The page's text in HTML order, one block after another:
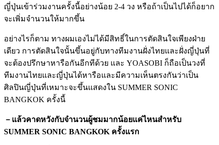
ญี่ปุ่นเข้าร่วมงานครั้งนี้อย่างน้อย 2-4 วง หรือถ้าเป็นไปได้ก็อยาก
จะเพิ่มจำนวนให้มากขึ้น
อย่างไรก็ตาม ทางผมเองไม่ได้มีสิทธิ์ในการตัดสินใจเพียงฝ่าย
เดียว การตัดสินใจนั้นขึ้นอยู่กับทางทีมงานฝั่งไทยและฝั่งญี่ปุ่นที่
จะต้องปรึกษาหารือกันอีกทีด้วย และ YOASOBI ก็ถือเป็นวงที่
ทีมงานไทยและญี่ปุ่นได้หารือและมีความเห็นตรงกันว่าเป็น
ศิลปินญี่ปุ่นที่เหมาะจะขึ้นแสดงใน SUMMER SONIC
BANGKOK ครั้งนี้
－แล้วคาดหวังกับจำนวนผู้ชมมากน้อยแค่ไหนสำหรับ
SUMMER SONIC BANGKOK ครั้งแรก